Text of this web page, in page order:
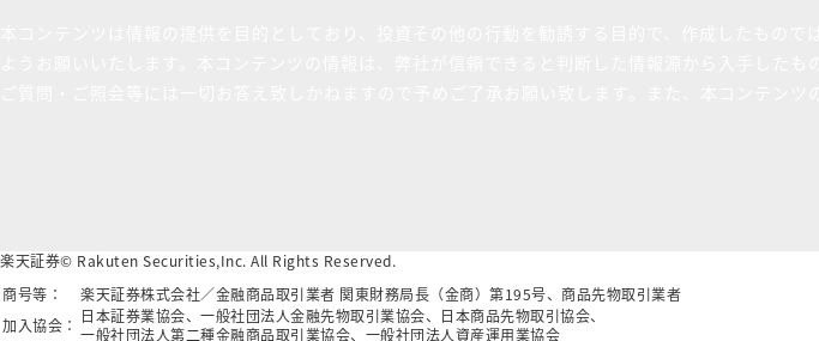
楽天証券© Rakuten Securities,Inc. All Rights Reserved.
商号等：
楽天証券株式会社／金融商品取引業者 関東財務局長（金商）第195号、商品先物取引業者
加入協会： 日本証券業協会、一般社団法人金融先物取引業協会、日本商品先物取引協会、
一般社団法人第二種金融商品取引業協会、一般社団法人資産運用業協会